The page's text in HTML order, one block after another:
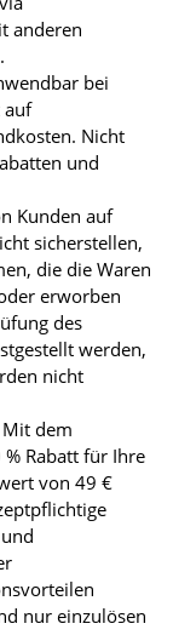
anderen
bei
auf
Nicht
und
Kunden auf
sicherstellen,
die die Waren
erworben
des
werden,
nicht
dem
Rabatt für Ihre
von 49 €
nur einzulösen